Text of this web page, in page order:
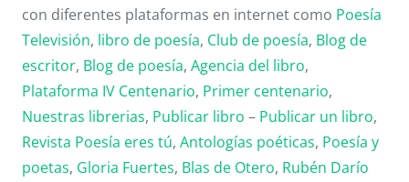
con diferentes plataformas en internet como Poesía
Televisión, libro de poesía, Club de poesía, Blog de
escritor, Blog de poesía, Agencia del libro,
Plataforma IV Centenario, Primer centenario,
Nuestras librerias, Publicar libro – Publicar un libro,
Revista Poesía eres tú, Antologías poéticas, Poesía y
poetas, Gloria Fuertes, Blas de Otero, Rubén Darío